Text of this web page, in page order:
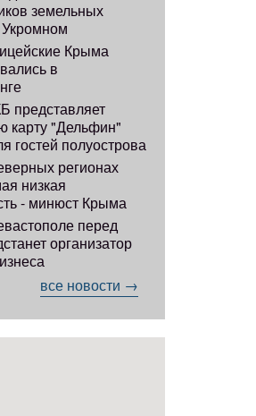
земельных
Укромном
Крыма
в
представляет
карту "Дельфин"
гостей полуострова
регионах
низкая
- минюст Крыма
перед
организатор
все новости →